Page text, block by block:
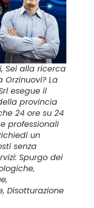
Sei alla ricerca
Orzinuovi? La
esegue il
provincia
24 ore su 24
professionali
un
senza
Spurgo dei
Disotturazione